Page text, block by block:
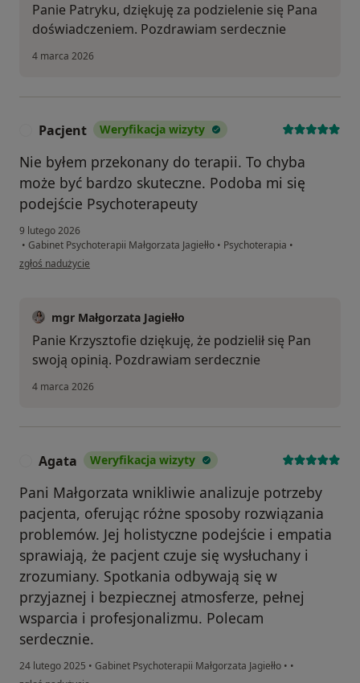
Panie Patryku, dziękuję za podzielenie się Pana
doświadczeniem. Pozdrawiam serdecznie
4 marca 2026
Pacjent Weryfikacja wizyty
Nie byłem przekonany do terapii. To chyba
może być bardzo skuteczne. Podoba mi się
podejście Psychoterapeuty
9 lutego 2026
• Gabinet Psychoterapii Małgorzata Jagiełło • Psychoterapia •
w opinii użytkownika Pacjent
zgłoś nadużycie
mgr Małgorzata Jagiełło
Panie Krzysztofie dziękuję, że podzielił się Pan
swoją opinią. Pozdrawiam serdecznie
4 marca 2026
Agata Weryfikacja wizyty
Pani Małgorzata wnikliwie analizuje potrzeby
pacjenta, oferując różne sposoby rozwiązania
problemów. Jej holistyczne podejście i empatia
sprawiają, że pacjent czuje się wysłuchany i
zrozumiany. Spotkania odbywają się w
przyjaznej i bezpiecznej atmosferze, pełnej
wsparcia i profesjonalizmu. Polecam
serdecznie.
24 lutego 2025 • Gabinet Psychoterapii Małgorzata Jagiełło • •
w opinii użytkownika Agata